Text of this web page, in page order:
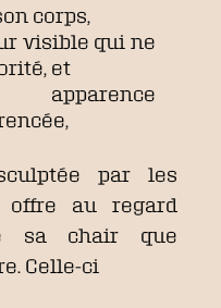
corps,
visible qui ne
et
par les
offre au regard
sa chair que
Celle-ci